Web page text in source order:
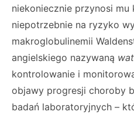
niekoniecznie przynosi mu
niepotrzebnie na ryzyko
makroglobulinemii
angielskiego nazywaną
kontrolowanie i
objawy progresji choroby
badań laboratoryjnych –